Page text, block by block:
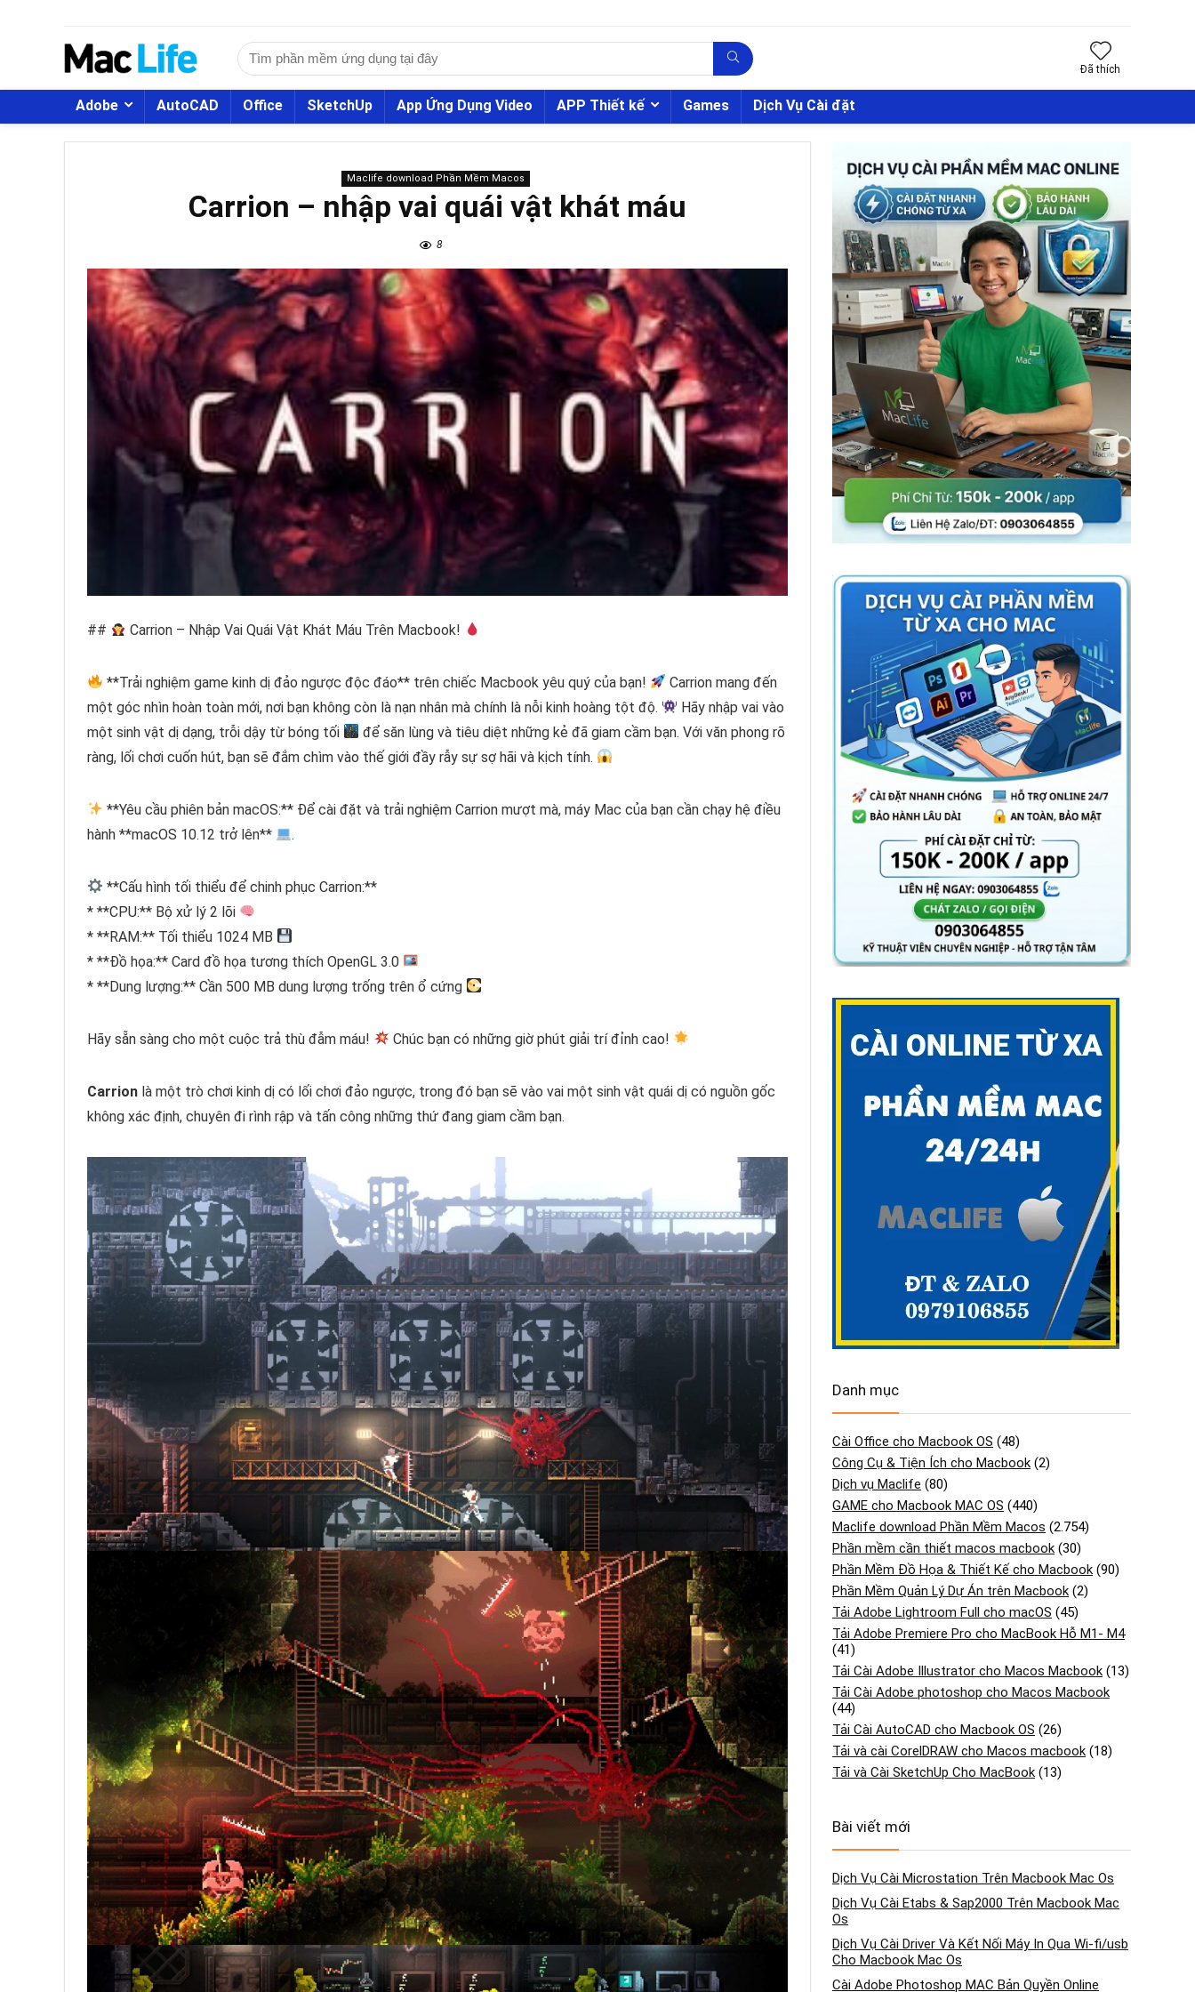
Đã thích
Adobe AutoCAD Office SketchUp App Ứng Dụng Video APP Thiết kế Games Dịch Vụ Cài đặt
Maclife download Phần Mềm Macos
Carrion – nhập vai quái vật khát máu
8
## Carrion – Nhập Vai Quái Vật Khát Máu Trên Macbook!
**Trải nghiệm game kinh dị đảo ngược độc đáo** trên chiếc Macbook yêu quý của bạn!
Carrion mang đến
một góc nhìn hoàn toàn mới, nơi bạn không còn là nạn nhân mà chính là nỗi kinh hoàng tột độ.
Hãy nhập vai vào
một sinh vật dị dạng, trỗi dậy từ bóng tối
để săn lùng và tiêu diệt những kẻ đã giam cầm bạn. Với văn phong rõ
ràng, lối chơi cuốn hút, bạn sẽ đắm chìm vào thế giới đầy rẫy sự sợ hãi và kịch tính.
**Yêu cầu phiên bản macOS:** Để cài đặt và trải nghiệm Carrion mượt mà, máy Mac của bạn cần chạy hệ điều
hành **macOS 10.12 trở lên**
.
**Cấu hình tối thiểu để chinh phục Carrion:**
* **CPU:** Bộ xử lý 2 lõi
* **RAM:** Tối thiểu 1024 MB
* **Đồ họa:** Card đồ họa tương thích OpenGL 3.0
* **Dung lượng:** Cần 500 MB dung lượng trống trên ổ cứng
Hãy sẵn sàng cho một cuộc trả thù đẫm máu! Chúc bạn có những giờ phút giải trí đỉnh cao!
Carrion là một trò chơi kinh dị có lối chơi đảo ngược, trong đó bạn sẽ vào vai một sinh vật quái dị có nguồn gốc
không xác định, chuyên đi rình rập và tấn công những thứ đang giam cầm bạn.
Danh mục
Cài Office cho Macbook OS (48)
Công Cụ & Tiện Ích cho Macbook (2)
Dịch vụ Maclife (80)
GAME cho Macbook MAC OS (440)
Maclife download Phần Mềm Macos (2.754)
Phần mềm cần thiết macos macbook (30)
Phần Mềm Đồ Họa & Thiết Kế cho Macbook (90)
Phần Mềm Quản Lý Dự Án trên Macbook (2)
Tải Adobe Lightroom Full cho macOS (45)
Tải Adobe Premiere Pro cho MacBook Hỗ M1- M4
(41)
Tải Cài Adobe Illustrator cho Macos Macbook (13)
Tải Cài Adobe photoshop cho Macos Macbook
(44)
Tải Cài AutoCAD cho Macbook OS (26)
Tải và cài CorelDRAW cho Macos macbook (18)
Tải và Cài SketchUp Cho MacBook (13)
Bài viết mới
Dịch Vụ Cài Microstation Trên Macbook Mac Os
Dịch Vụ Cài Etabs & Sap2000 Trên Macbook Mac
Os
Dịch Vụ Cài Driver Và Kết Nối Máy In Qua Wi-fi/usb
Cho Macbook Mac Os
Cài Adobe Photoshop MAC Bản Quyền Online